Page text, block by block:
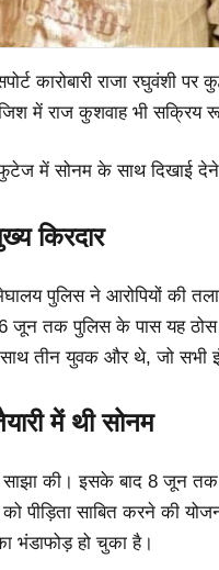
कारोबारी राजा रघुवंशी पर
में राज कुशवाह भी सक्रिय
में सोनम के साथ दिखाई देने
किरदार
पुलिस ने आरोपियों की
6 जून तक पुलिस के पास यह
साथ तीन युवक और थे, जो सभी
में थी सोनम
की। इसके बाद 8 जून तक
पीड़िता साबित करने की
भंडाफोड़ हो चुका है।